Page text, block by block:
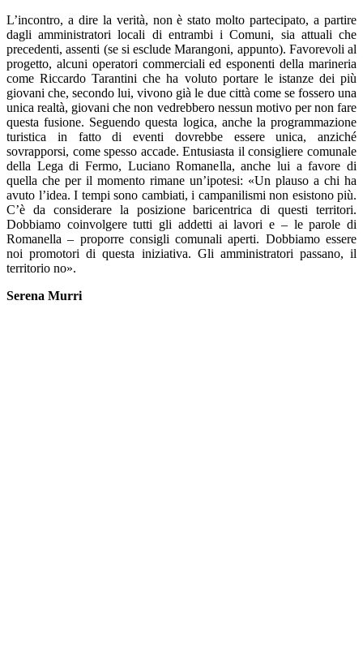
L’incontro, a dire la verità, non è stato molto partecipato, a partire
dagli amministratori locali di entrambi i Comuni, sia attuali che
precedenti, assenti (se si esclude Marangoni, appunto). Favorevoli al
progetto, alcuni operatori commerciali ed esponenti della marineria
come Riccardo Tarantini che ha voluto portare le istanze dei più
giovani che, secondo lui, vivono già le due città come se fossero una
unica realtà, giovani che non vedrebbero nessun motivo per non fare
questa fusione. Seguendo questa logica, anche la programmazione
turistica in fatto di eventi dovrebbe essere unica, anziché
sovrapporsi, come spesso accade. Entusiasta il consigliere comunale
della Lega di Fermo, Luciano Romanella, anche lui a favore di
quella che per il momento rimane un’ipotesi: «Un plauso a chi ha
avuto l’idea. I tempi sono cambiati, i campanilismi non esistono più.
C’è da considerare la posizione baricentrica di questi territori.
Dobbiamo coinvolgere tutti gli addetti ai lavori e – le parole di
Romanella – proporre consigli comunali aperti. Dobbiamo essere
noi promotori di questa iniziativa. Gli amministratori passano, il
territorio no».
Serena Murri